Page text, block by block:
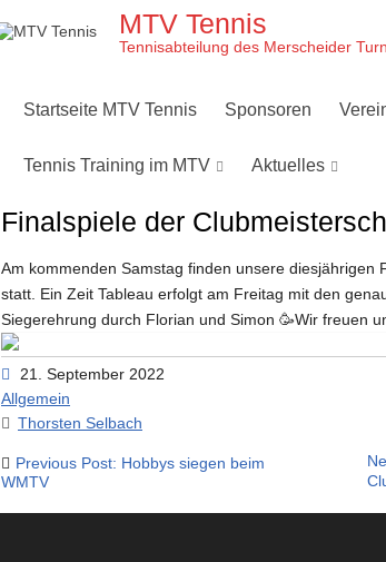
MTV Tennis
Tennisabteilung des Merscheider
Startseite MTV Tennis Sponsoren
Tennis Training im MTV Aktuelles
Finalspiele der
Am kommenden Samstag finden unsere diesjährigen
statt. Ein Zeit Tableau erfolgt am Freitag mit den
Siegerehrung durch Florian und Simon 🥳Wir freuen
21. September 2022
Allgemein
Thorsten Selbach
Beitragsnavigation
Previous Post: Hobbys siegen beim
WMTV